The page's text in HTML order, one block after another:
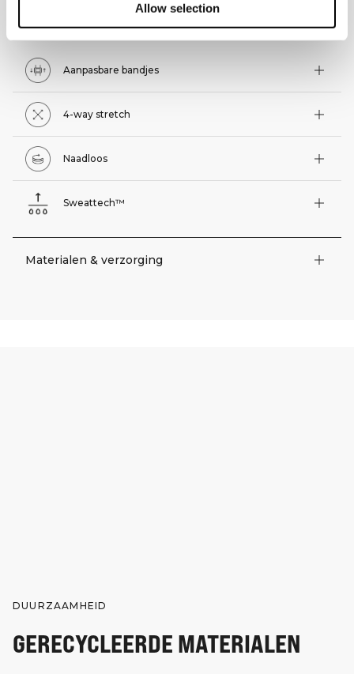
Allow selection
Technische functies
Aanpasbare bandjes
4-way stretch
Naadloos
Sweattech™
Materialen & verzorging
DUURZAAMHEID
GERECYCLEERDE MATERIALEN